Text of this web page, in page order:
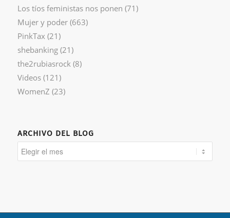
Los tíos feministas nos ponen (71)
Mujer y poder(663)
PinkTax (21)
shebanking(21)
the2rubiasrock (8)
Videos(121)
WomenZ (23)
ARCHIVO DEL BLOG